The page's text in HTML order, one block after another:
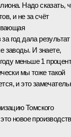
Надо сказать,
и не за счёт
год дала результат
заводы. И знаете,
меньше 1
мы тоже такой
и это
Томского
новое